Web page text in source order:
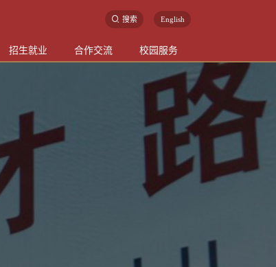
搜索 English
招生就业 合作交流 校园服务